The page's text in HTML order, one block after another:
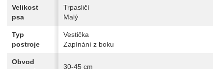
Velikost
psa
Trpasličí
Malý
Typ
postroje
Vestička
Zapínání z boku
Obvod
30-45 cm